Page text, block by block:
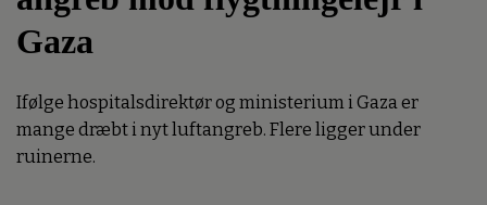
Gaza
Ifølge hospitalsdirektør og ministerium i Gaza er
mange dræbt i nyt luftangreb. Flere ligger under
ruinerne.